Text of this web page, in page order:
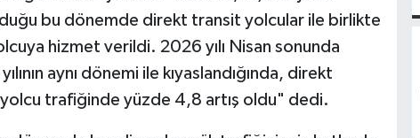
bu dönemde direkt transit yolcular ile birlikte
hizmet verildi. 2026 yılı Nisan sonunda
aynı dönemi ile kıyaslandığında, direkt
trafiğinde yüzde 4,8 artış oldu" dedi.